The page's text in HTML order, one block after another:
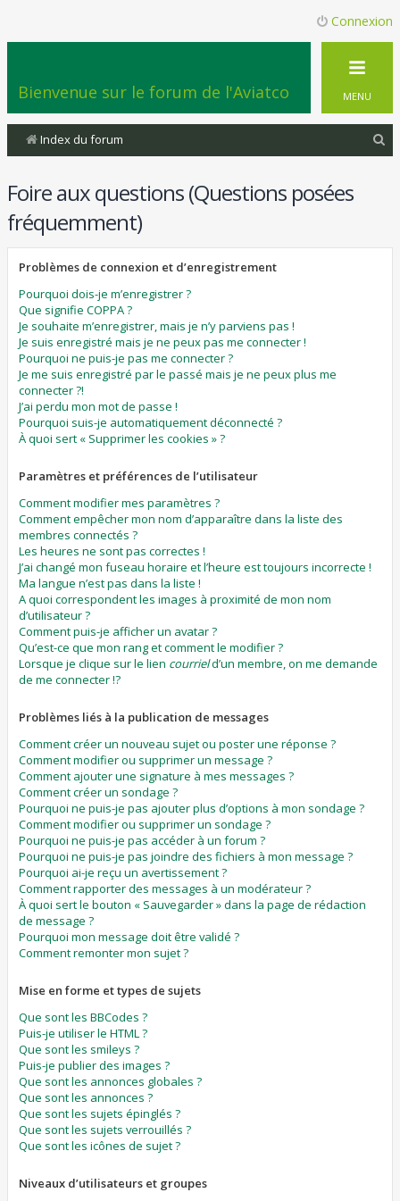
Connexion
Bienvenue sur le forum de l'Aviatco MENU
Index du forum
Foire aux questions (Questions posées
fréquemment)
Problèmes de connexion et d’enregistrement
Pourquoi dois-je m’enregistrer ?
Que signifie COPPA ?
Je souhaite m’enregistrer, mais je n’y parviens pas !
Je suis enregistré mais je ne peux pas me connecter !
Pourquoi ne puis-je pas me connecter ?
Je me suis enregistré par le passé mais je ne peux plus me
connecter ?!
J’ai perdu mon mot de passe !
Pourquoi suis-je automatiquement déconnecté ?
À quoi sert « Supprimer les cookies » ?
Paramètres et préférences de l’utilisateur
Comment modifier mes paramètres ?
Comment empêcher mon nom d’apparaître dans la liste des
membres connectés ?
Les heures ne sont pas correctes !
J’ai changé mon fuseau horaire et l’heure est toujours incorrecte !
Ma langue n’est pas dans la liste !
A quoi correspondent les images à proximité de mon nom
d’utilisateur ?
Comment puis-je afficher un avatar ?
Qu’est-ce que mon rang et comment le modifier ?
Lorsque je clique sur le lien courrield’un membre, on me demande
de me connecter !?
Problèmes liés à la publication de messages
Comment créer un nouveau sujet ou poster une réponse ?
Comment modifier ou supprimer un message ?
Comment ajouter une signature à mes messages ?
Comment créer un sondage ?
Pourquoi ne puis-je pas ajouter plus d’options à mon sondage ?
Comment modifier ou supprimer un sondage ?
Pourquoi ne puis-je pas accéder à un forum ?
Pourquoi ne puis-je pas joindre des fichiers à mon message ?
Pourquoi ai-je reçu un avertissement ?
Comment rapporter des messages à un modérateur ?
À quoi sert le bouton « Sauvegarder » dans la page de rédaction
de message ?
Pourquoi mon message doit être validé ?
Comment remonter mon sujet ?
Mise en forme et types de sujets
Que sont les BBCodes ?
Puis-je utiliser le HTML ?
Que sont les smileys ?
Puis-je publier des images ?
Que sont les annonces globales ?
Que sont les annonces ?
Que sont les sujets épinglés ?
Que sont les sujets verrouillés ?
Que sont les icônes de sujet ?
Niveaux d’utilisateurs et groupes